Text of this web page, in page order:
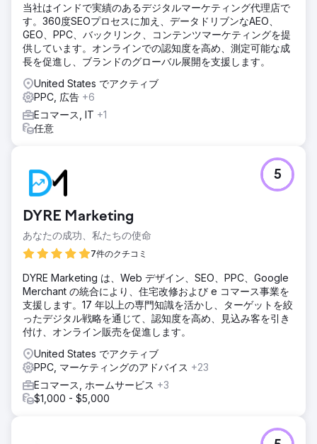
当社はインドで実績のあるデジタルマーケティング代理店で
す。360度SEOプロセスに加え、データドリブンなAEO、
GEO、PPC、バックリンク、コンテンツマーケティングを提
供しています。オンラインでの認知度を高め、測定可能な成
長を促進し、ブランドのグローバル展開を支援します。
United States でアクティブ
PPC, 広告 +6
Eコマース, IT +1
任意
DYRE Marketing
あなたの成功、私たちの使命
7件のクチコミ
5
DYRE Marketing は、Web デザイン、SEO、PPC、Google
Merchant の統合により、住宅改修および e コマース事業を
支援します。17 年以上の専門知識を活かし、ターゲットを絞
ったデジタル戦略を通じて、認知度を高め、見込み客を引き
付け、オンライン販売を促進します。
United States でアクティブ
PPC, マーケティングのアドバイス +23
Eコマース, ホームサービス +3
$1,000 - $5,000